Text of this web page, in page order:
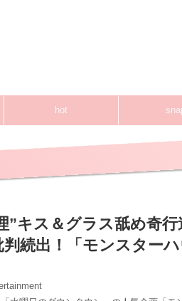
hot
”キス＆グラス舐め奇行
判続出！「モンスター